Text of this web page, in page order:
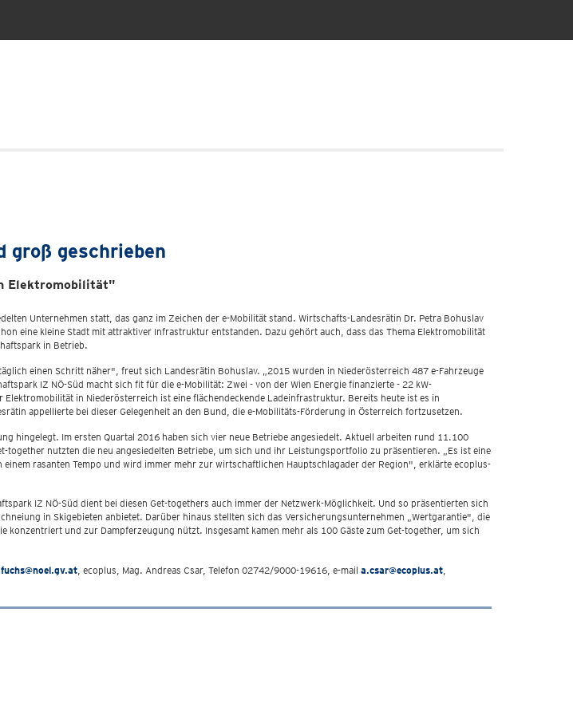
geschrieben
Elektromobilität"
Unternehmen statt, das ganz im Zeichen der e-Mobilität stand. Wirtschafts-Landesrätin Dr. Petra Bohuslav
eine kleine Stadt mit attraktiver Infrastruktur entstanden. Dazu gehört auch, dass das Thema Elektromobilität
in Betrieb.
einen Schritt näher", freut sich Landesrätin Bohuslav. „2015 wurden in Niederösterreich 487 e-Fahrzeuge
IZ NÖ-Süd macht sich fit für die e-Mobilität: Zwei - von der Wien Energie finanzierte - 22 kW-
in Niederösterreich ist eine flächendeckende Ladeinfrastruktur. Bereits heute ist es in
appellierte bei dieser Gelegenheit an den Bund, die e-Mobilitäts-Förderung in Österreich fortzusetzen.
hingelegt. Im ersten Quartal 2016 haben sich vier neue Betriebe angesiedelt. Aktuell arbeiten rund 11.100
nutzten die neu angesiedelten Betriebe, um sich und ihr Leistungsportfolio zu präsentieren. „Es ist eine
rasanten Tempo und wird immer mehr zur wirtschaftlichen Hauptschlagader der Region", erklärte ecoplus-
IZ NÖ-Süd dient bei diesen Get-togethers auch immer der Netzwerk-Möglichkeit. Und so präsentierten sich
in Skigebieten anbietet. Darüber hinaus stellten sich das Versicherungsunternehmen „Wertgarantie", die
konzentriert und zur Dampferzeugung nützt. Insgesamt kamen mehr als 100 Gäste zum Get-together, um sich
, ecoplus, Mag. Andreas Csar, Telefon 02742/9000-19616, e-mail a.csar@ecoplus.at,